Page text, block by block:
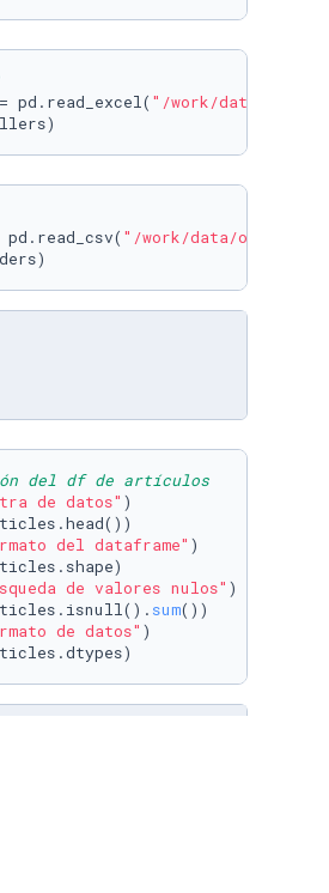
pd.read_excel( "/work/data/
"/work/data/
del df de artículos
de datos"
del dataframe"
de valores nulos"
sum
de datos"